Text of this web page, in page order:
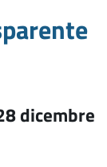
dicembre